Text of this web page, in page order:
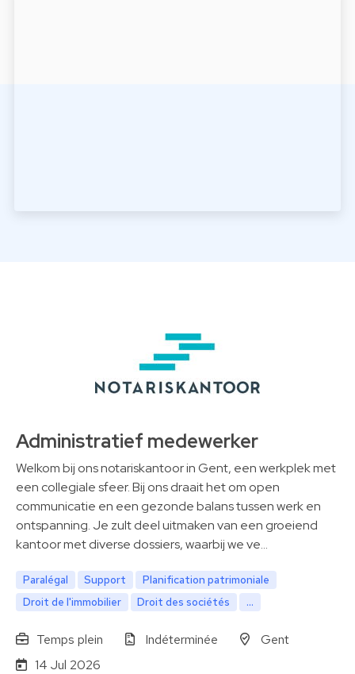
Administratief medewerker
Welkom bij ons notariskantoor in Gent, een werkplek met
een collegiale sfeer. Bij ons draait het om open
communicatie en een gezonde balans tussen werk en
ontspanning. Je zult deel uitmaken van een groeiend
kantoor met diverse dossiers, waarbij we ve…
Paralégal Support
Planification patrimoniale
Droit de l'immobilier
Droit des sociétés ...
Temps plein Indéterminée
Gent
14 Jul 2026